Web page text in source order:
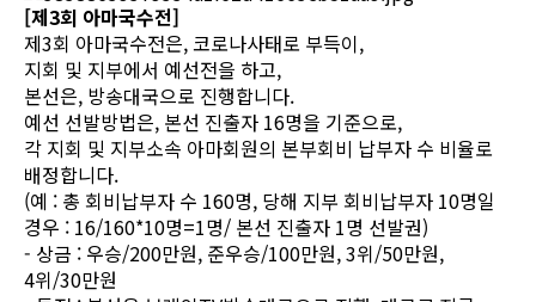
[제3회 아마국수전]
제3회 아마국수전은, 코로나사태로 부득이,
지회 및 지부에서 예선전을 하고,
본선은, 방송대국으로 진행합니다.
예선 선발방법은, 본선 진출자 16명을 기준으로,
각 지회 및 지부소속 아마회원의 본부회비 납부자 수 비율로
배정합니다.
(예 : 총 회비납부자 수 160명, 당해 지부 회비납부자 10명일
경우 : 16/160*10명=1명/ 본선 진출자 1명 선발권)
- 상금 : 우승/200만원, 준우승/100만원, 3위/50만원,
4위/30만원